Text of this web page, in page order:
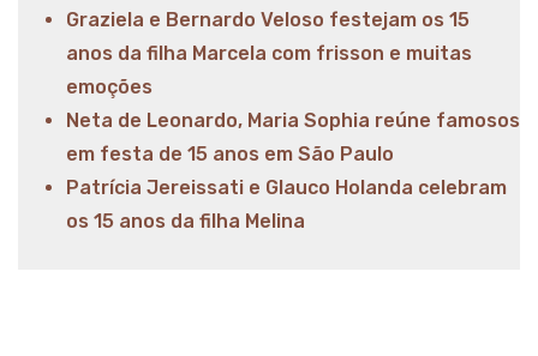
Graziela e Bernardo Veloso festejam os 15
anos da filha Marcela com frisson e muitas
emoções
Neta de Leonardo, Maria Sophia reúne famosos
em festa de 15 anos em São Paulo
Patrícia Jereissati e Glauco Holanda celebram
os 15 anos da filha Melina